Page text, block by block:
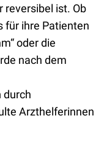
reversibel ist. Ob
für ihre Patienten
oder die
nach dem
durch
Arzthelferinnen